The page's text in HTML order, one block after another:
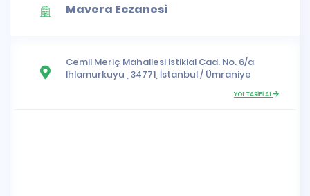
Mavera Eczanesi
Cemil Meriç Mahallesi Istiklal Cad. No. 6/a
Ihlamurkuyu , 34771, İstanbul/ Ümraniye
YOL TARİFİ AL